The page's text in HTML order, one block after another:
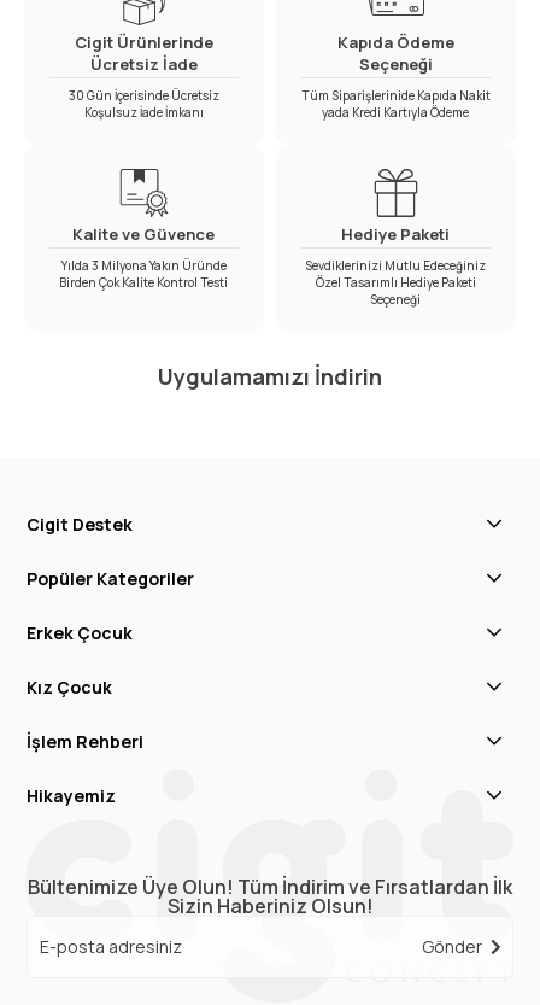
Cigit Ürünlerinde
Ücretsiz İade
30 Gün İçerisinde Ücretsiz
Koşulsuz İade İmkanı
Kapıda Ödeme
Seçeneği
Tüm Siparişlerinide Kapıda Nakit
yada Kredi Kartıyla Ödeme
Kalite ve Güvence
Yılda 3 Milyona Yakın Üründe
Birden Çok Kalite Kontrol Testi
Hediye Paketi
Sevdiklerinizi Mutlu Edeceğiniz
Özel Tasarımlı Hediye Paketi
Seçeneği
Uygulamamızı İndirin
Cigit Destek
Popüler Kategoriler
Erkek Çocuk
Kız Çocuk
İşlem Rehberi
Hikayemiz
Bültenimize Üye Olun! Tüm İndirim ve Fırsatlardan İlk
Sizin Haberiniz Olsun!
Gönder